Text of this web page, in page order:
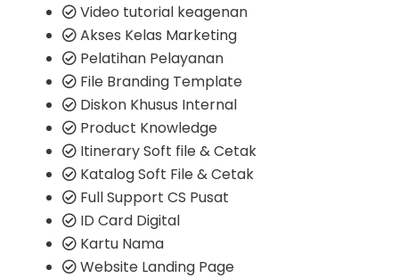
Video tutorial keagenan
Akses Kelas Marketing
Pelatihan Pelayanan
File Branding Template
Diskon Khusus Internal
Product Knowledge
Itinerary Soft file & Cetak
Katalog Soft File & Cetak
Full Support CS Pusat
ID Card Digital
Kartu Nama
Website Landing Page